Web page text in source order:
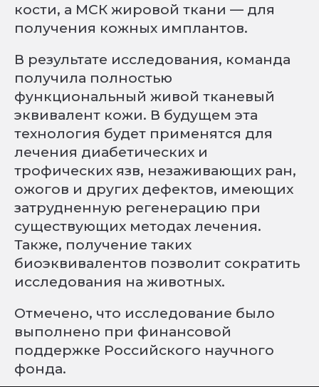
кости, а МСК жировой ткани — для
получения кожных имплантов.
В результате исследования, команда
получила полностью
функциональный живой тканевый
эквивалент кожи. В будущем эта
технология будет применятся для
лечения диабетических и
трофических язв, незаживающих ран,
ожогов и других дефектов, имеющих
затрудненную регенерацию при
существующих методах лечения.
Также, получение таких
биоэквивалентов позволит сократить
исследования на животных.
Отмечено, что исследование было
выполнено при финансовой
поддержке Российского научного
фонда.